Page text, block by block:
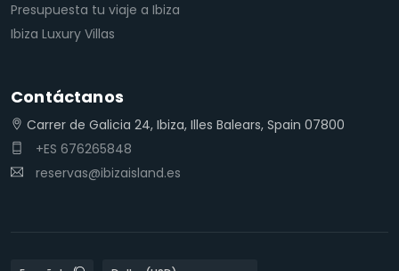
Presupuesta tu viaje a Ibiza
Ibiza Luxury Villas
Contáctanos
Carrer de Galicia 24, Ibiza, Illes Balears, Spain 07800
+ES 676265848
reservas@ibizaisland.es